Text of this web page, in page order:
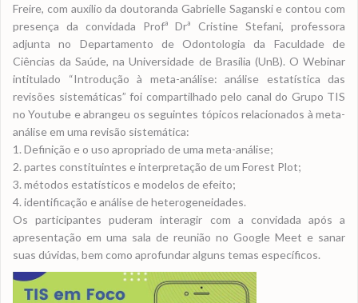
Freire, com auxílio da doutoranda Gabrielle Saganski e contou com
presença da convidada Profª Drª Cristine Stefani, professora
adjunta no Departamento de Odontologia da Faculdade de
Ciências da Saúde, na Universidade de Brasília (UnB). O Webinar
intitulado “Introdução à meta-análise: análise estatística das
revisões sistemáticas” foi compartilhado pelo canal do Grupo TIS
no Youtube e abrangeu os seguintes tópicos relacionados à meta-
análise em uma revisão sistemática:
1. Definição e o uso apropriado de uma meta-análise;
2. partes constituintes e interpretação de um Forest Plot;
3. métodos estatísticos e modelos de efeito;
4. identificação e análise de heterogeneidades.
Os participantes puderam interagir com a convidada após a
apresentação em uma sala de reunião no Google Meet e sanar
suas dúvidas, bem como aprofundar alguns temas específicos.